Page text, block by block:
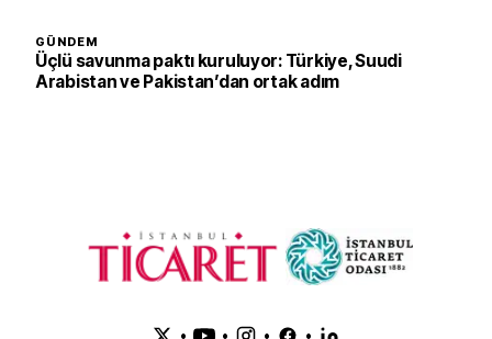
GÜNDEM
Üçlü savunma paktı kuruluyor: Türkiye, Suudi
Arabistan ve Pakistan’dan ortak adım
• • • •